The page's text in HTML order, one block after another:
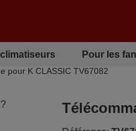
Pour les
pour K CLASSIC TV67082